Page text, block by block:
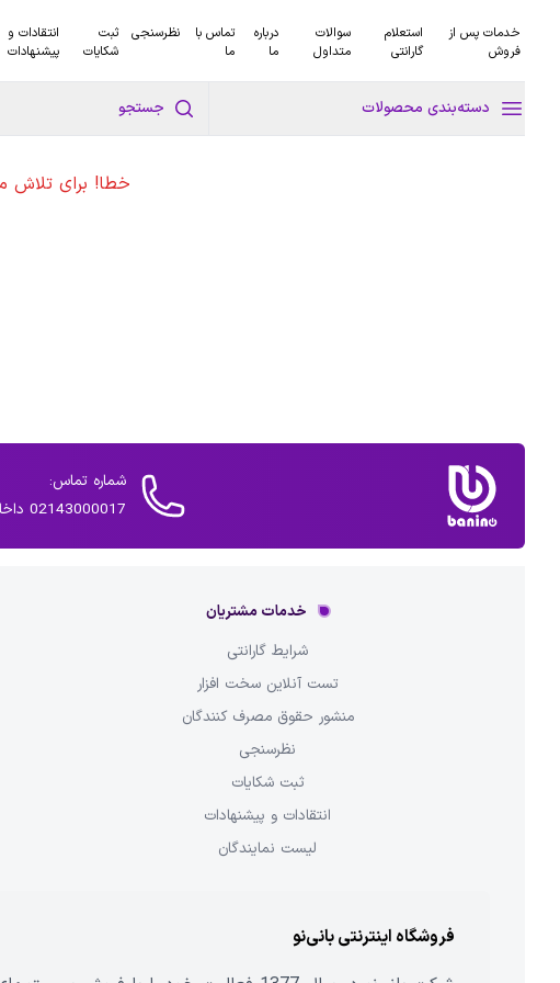
خدمات پس از
فروش
استعلام
گارانتی
سوالات
متداول
درباره
ما
تماس با
ما
نظرسنجی
ثبت
شکایات
انتقادات و
پیشنهادات
دسته‌بندی محصولات جستجو
خطا! برای تلاش
شماره تماس:
02143000017 داخلی 2
خدمات مشتریان
شرایط گارانتی
تست آنلاین سخت افزار
منشور حقوق مصرف کنندگان
نظرسنجی
ثبت شکایات
انتقادات و پیشنهادات
لیست نمایندگان
فروشگاه اینترنتی بانی‌نو